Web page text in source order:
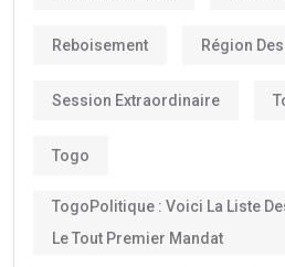
Reboisement Région
Session Extraordinaire
Togo
TogoPolitique : Voici La Liste
Le Tout Premier Mandat